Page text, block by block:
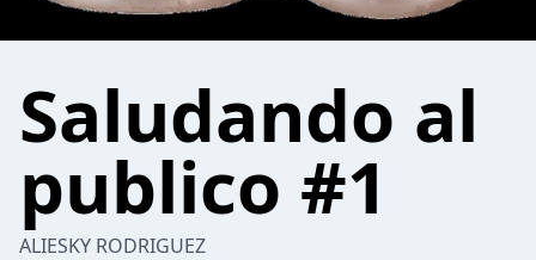
Saludando al
publico #1
ALIESKY RODRIGUEZ